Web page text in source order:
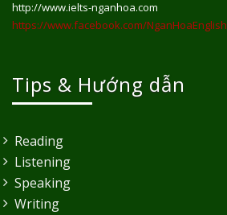
http://www.ielts-nganhoa.com
https://www.facebook.com/NganHoaEnglish
Tips & Hướng dẫn
Reading
Listening
Speaking
Writing